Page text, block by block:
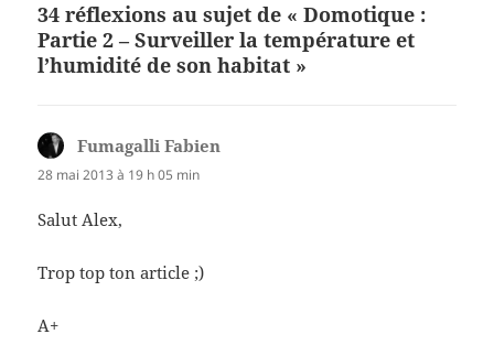
34 réflexions au sujet de « Domotique :
Partie 2 – Surveiller la température et
l’humidité de son habitat »
Fumagalli Fabien
28 mai 2013 à 19 h 05 min
Salut Alex,
Trop top ton article ;)
A+